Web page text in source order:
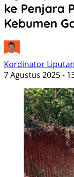
ke Penjara
Kebumen
Kordinator Liputan
7 Agustus 2025 -